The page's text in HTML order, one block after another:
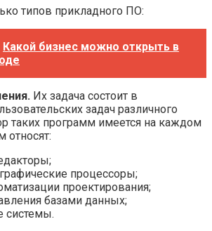
типов прикладного ПО:
Какой бизнес можно открыть в
Их задача состоит в
задач различного
таких программ имеется на каждом
относят:
процессоры;
проектирования;
базами данных;
системы.